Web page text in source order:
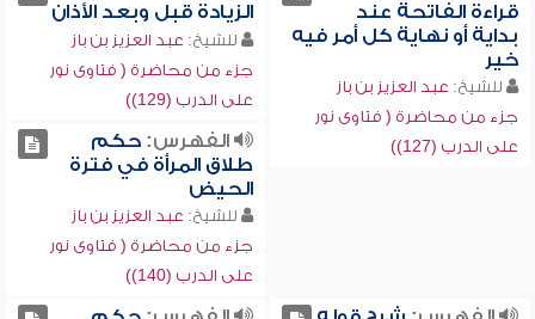
قراءة الفاتحة عند
بداية أو نهاية كل أمر فيه
خير
للشيخ: عبد العزيز بن باز
جزء من محاضرة ( فتاوى نور
على الدرب (127))
الزيادة قبل وبعد الأذان
للشيخ: عبد العزيز بن باز
جزء من محاضرة ( فتاوى نور
على الدرب (129))
الفهرس:حكم
طلاق المرأة في فترة
الحيض
للشيخ: عبد العزيز بن باز
جزء من محاضرة ( فتاوى نور
على الدرب (140))